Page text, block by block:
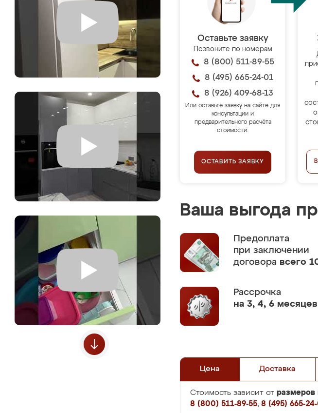
Оставьте заявку
Позвоните по номерам
8 (800) 511-89-55
8 (495) 665-24-01
8 (926) 409-68-13
Или оставьте заявку на сайте для
консультации и
предварительного расчёта
стоимости.
ОСТАВИТЬ ЗАЯВКУ
Ваша выгода
Предоплата
при заключении
договора всего
Рассрочка
на 3, 4, 6 месяцев
Цена Доставка
Стоимость зависит от размеров
8 (800) 511-89-55, 8 (495) 665-